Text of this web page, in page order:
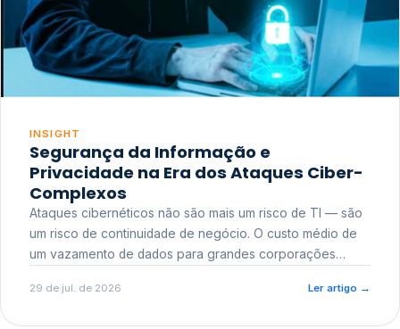
INSIGHT
Segurança da Informação e
Privacidade na Era dos Ataques Ciber-
Complexos
Ataques cibernéticos não são mais um risco de TI — são
um risco de continuidade de negócio. O custo médio de
um vazamento de dados para grandes corporações
reputacional e o risco regulatório junto a órgãos como a
29 de jul. de 2026 Ler artigo →